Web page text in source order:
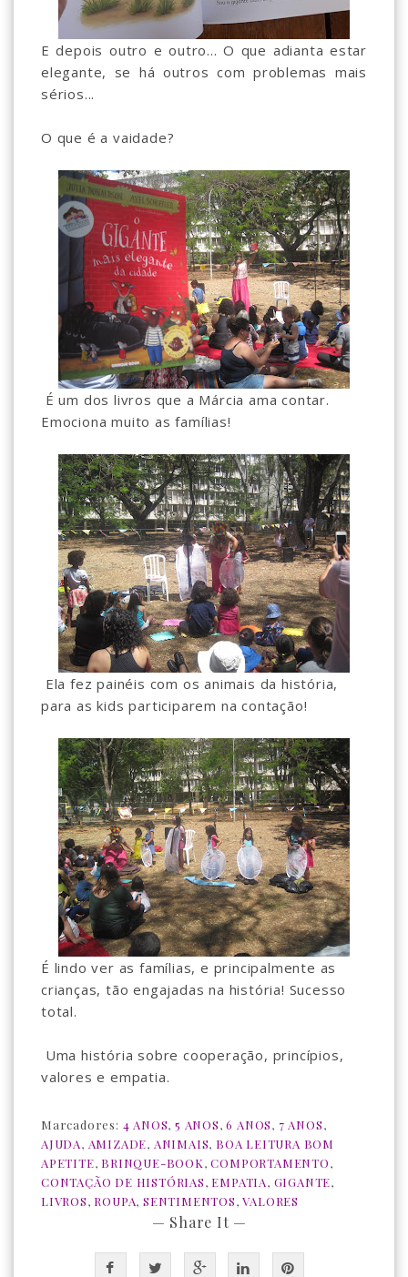
E depois outro e outro... O que adianta estar
elegante, se há outros com problemas mais
sérios...
O que é a vaidade?
É um dos livros que a Márcia ama contar.
Emociona muito as famílias!
Ela fez painéis com os animais da história,
para as kids participarem na contação!
É lindo ver as famílias, e principalmente as
crianças, tão engajadas na história! Sucesso
total.
Uma história sobre cooperação, princípios,
valores e empatia.
Marcadores: 4 ANOS,5 ANOS,6 ANOS, 7 ANOS,
AJUDA, AMIZADE, ANIMAIS, BOA LEITURA BOM
APETITE, BRINQUE-BOOK,COMPORTAMENTO,
CONTAÇÃO DE HISTÓRIAS, EMPATIA, GIGANTE,
LIVROS, ROUPA,SENTIMENTOS,VALORES
— Share It —